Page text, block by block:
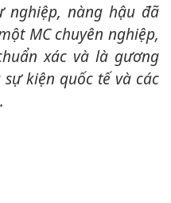
MC chuyên nghiệp,
xác và là gương
kiện quốc tế và các